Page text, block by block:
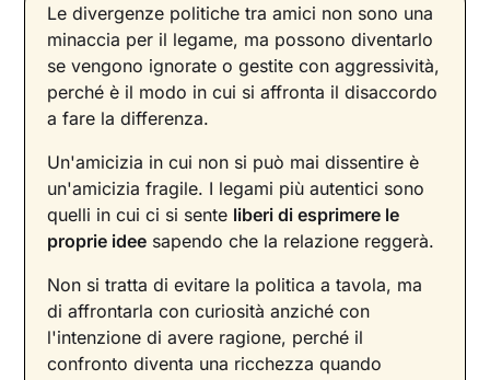
Le divergenze politiche tra amici non sono una
minaccia per il legame, ma possono diventarlo
se vengono ignorate o gestite con aggressività,
perché è il modo in cui si affronta il disaccordo
a fare la differenza.
Un'amicizia in cui non si può mai dissentire è
un'amicizia fragile. I legami più autentici sono
quelli in cui ci si sente liberi di esprimere le
proprie idee sapendo che la relazione reggerà.
Non si tratta di evitare la politica a tavola, ma
di affrontarla con curiosità anziché con
l'intenzione di avere ragione, perché il
confronto diventa una ricchezza quando